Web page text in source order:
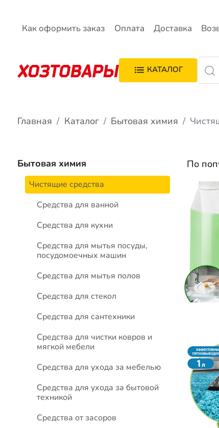
Как оформить заказ Оплата Доставка
КАТАЛОГ
Главная Каталог Бытовая химия
Бытовая химия
Чистящие средства
Средства для ванной
Средства для кухни
Средства для мытья посуды,
посудомоечных машин
Средства для мытья полов
Средства для стекол
Средства для сантехники
Средства для чистки ковров и
мягкой мебели
Средства для ухода за мебелью
Средства для ухода за бытовой
техникой
Средства от засоров
По